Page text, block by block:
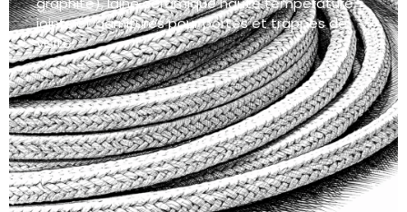
joints et garnitures pour portes et trappes de
visite.